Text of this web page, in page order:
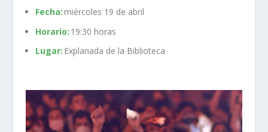
Fecha: miércoles 19 de abril
Horario: 19:30 horas
Lugar: Explanada de la Biblioteca